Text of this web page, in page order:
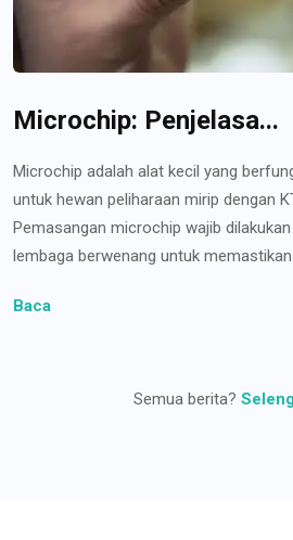
Microchip: Penjelasa...
Microchip adalah alat kecil yang
untuk hewan peliharaan mirip dengan
Pemasangan microchip wajib
lembaga berwenang untuk memastikan
Baca
Semua berita?